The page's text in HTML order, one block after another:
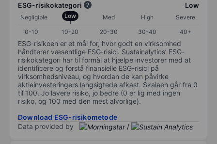
ESG-risikokategori Low
Negligible Low Med High
Severe
0-10
10-20 20-30 30-40 40+
ESG-risikoen er et mål for, hvor godt en virksomhed
håndterer væsentlige ESG-risici. Sustainalytics’ ESG-
risikokategori har til formål at hjælpe investorer med at
identificere og forstå finansielle ESG-risici på
virksomhedsniveau, og hvordan de kan påvirke
aktieinvesteringers langsigtede afkast. Skalaen går fra 0
til 100. Jo lavere risiko, jo bedre (0 er lig med ingen
risiko, og 100 med den mest alvorlige).
Download ESG-risikometode
Data provided by
/